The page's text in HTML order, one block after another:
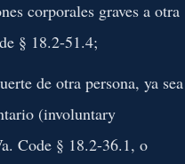
corporales graves a otra
§ 18.2-51.4;
de otra persona, ya sea
(involuntary
Code § 18.2-36.1, o